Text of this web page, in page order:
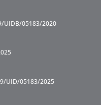
UIDB/05183/2020
UID/05183/2025